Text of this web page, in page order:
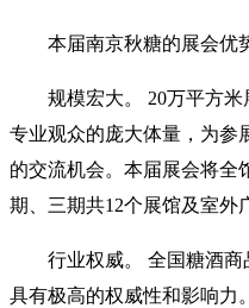
本届南京秋糖的展会优
规模宏大。 20万平方
专业观众的庞大体量，为参
的交流机会。本届展会将全
期、三期共12个展馆及室外
行业权威。 全国糖酒
具有极高的权威性和影响力